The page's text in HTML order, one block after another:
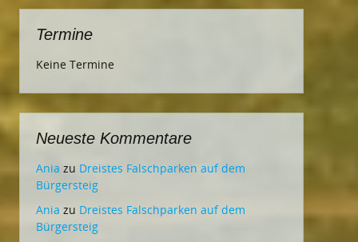
Termine
Keine Termine
Neueste Kommentare
Ania zu Dreistes Falschparken auf dem
Bürgersteig
Ania zu Dreistes Falschparken auf dem
Bürgersteig